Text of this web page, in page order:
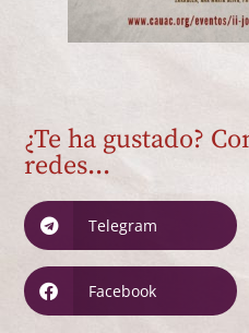
¿Te ha gustado?
redes...
Telegram
Facebook